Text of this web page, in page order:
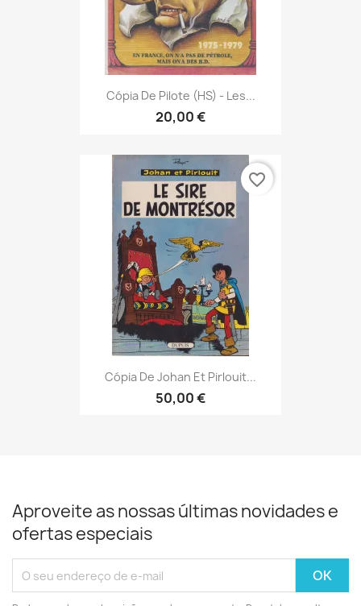
Cópia De Pilote (HS) - Les...
20,00 €
Cópia De Johan Et Pirlouit...
50,00 €
favorite_border
Aproveite as nossas últimas novidades e
ofertas especiais